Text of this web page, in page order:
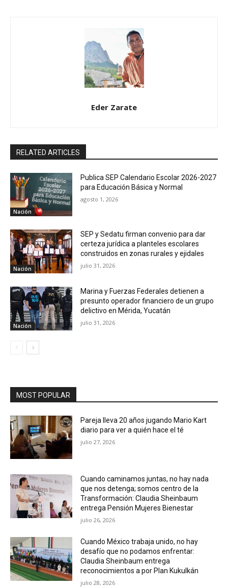
Eder Zarate
RELATED ARTICLES
Nación
Publica SEP Calendario Escolar 2026-2027
para Educación Básica y Normal
agosto 1, 2026
Nación
SEP y Sedatu firman convenio para dar
certeza jurídica a planteles escolares
construidos en zonas rurales y ejidales
julio 31, 2026
Nación
Marina y Fuerzas Federales detienen a
presunto operador financiero de un grupo
delictivo en Mérida, Yucatán
julio 31, 2026
MOST POPULAR
Pareja lleva 20 años jugando Mario Kart
diario para ver a quién hace el té
julio 27, 2026
Cuando caminamos juntas, no hay nada
que nos detenga; somos centro de la
Transformación: Claudia Sheinbaum
entrega Pensión Mujeres Bienestar
julio 26, 2026
Cuando México trabaja unido, no hay
desafío que no podamos enfrentar:
Claudia Sheinbaum entrega
reconocimientos a por Plan Kukulkán
julio 28, 2026